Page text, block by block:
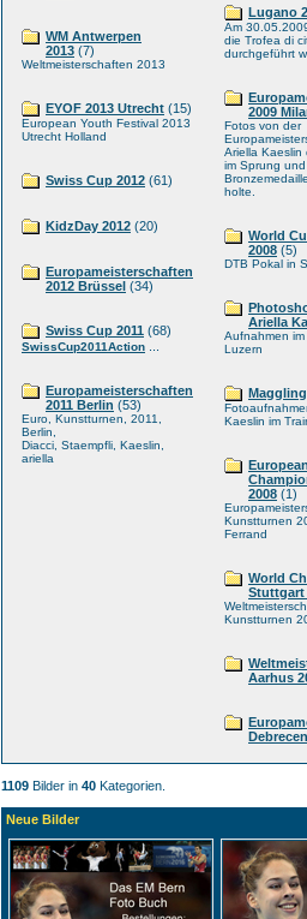
WM Antwerpen
2013 (7)
Weltmeisterschaften 2013
EYOF 2013 Utrecht (15)
European Youth Festival 2013
Utrecht Holland
Swiss Cup 2012 (61)
KidzDay 2012 (20)
Europameisterschaften
2012 Brüssel (34)
Swiss Cup 2011 (68)
SwissCup2011Action
Europameisterschaften
2011 Berlin (53)
Euro, Kunstturnen, 2011,
Berlin,
Diacci, Staempfli, Kaeslin,
ariella
Lugano
Am
die Trofea di
durchgeführt
2009
Fotos von der
Ariella Kaeslin
im Sprung
holte.
World
2008 (5)
DTB Pokal in
Ariella
Aufnahmen
Luzern
Kaeslin im
2008 (1)
Kunstturnen
Ferrand
World
Stuttgart
Kunstturnen
Aarhus
1109 Bilder in 40 Kategorien.
Neue Bilder